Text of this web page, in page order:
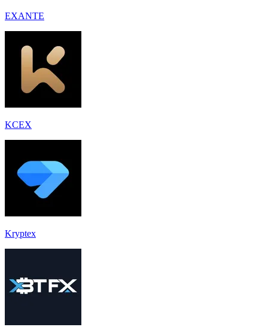
EXANTE
KCEX
Kryptex